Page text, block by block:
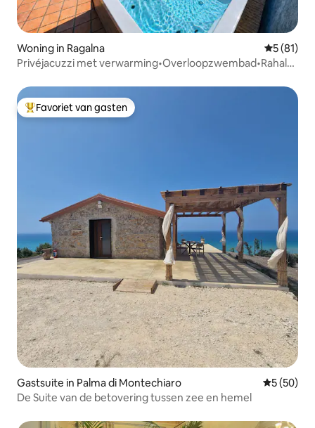
Woning in Ragalna
5 (81)
Privéjacuzzi met verwarming•Overloopzwembad•Rahal
Topfavoriet van gasten
Favoriet van gasten
Gastsuite in Palma di Montechiaro
5 (50)
De Suite van de betovering tussen zee en hemel